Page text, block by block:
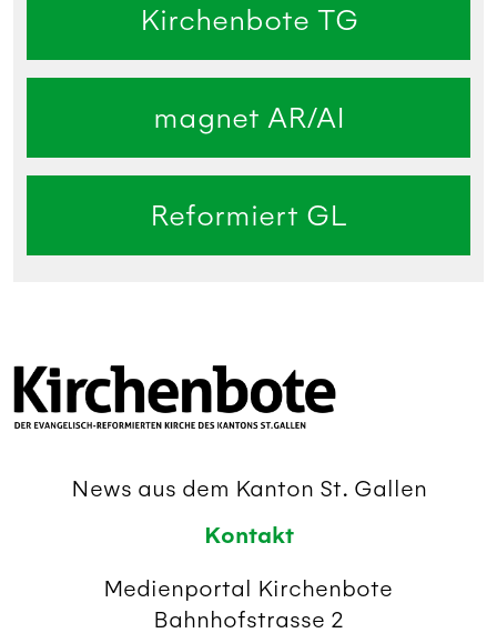
Kirchenbote TG
magnet AR/AI
Reformiert GL
News aus dem Kanton St. Gallen
Kontakt
Medienportal Kirchenbote
Bahnhofstrasse 2